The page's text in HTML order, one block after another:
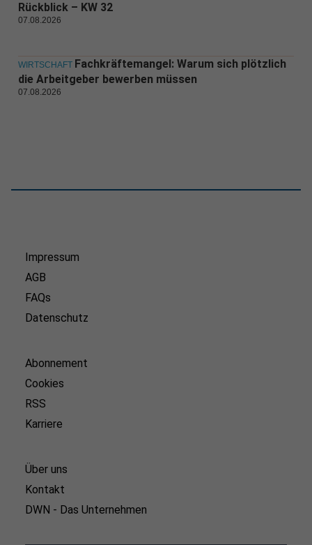
Rückblick – KW 32
07.08.2026
WIRTSCHAFT Fachkräftemangel: Warum sich plötzlich
die Arbeitgeber bewerben müssen
07.08.2026
Impressum
AGB
FAQs
Datenschutz
Abonnement
Cookies
RSS
Karriere
Über uns
Kontakt
DWN - Das Unternehmen